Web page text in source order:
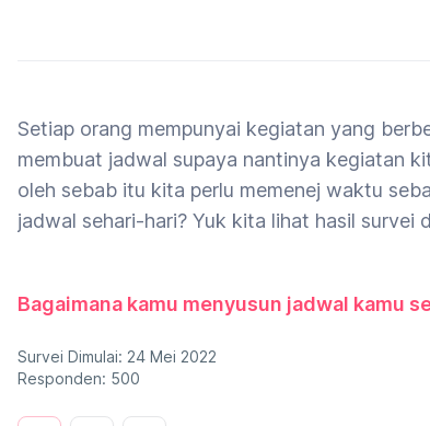
Setiap orang mempunyai kegiatan yang
membuat jadwal supaya nantinya kegiatan
oleh sebab itu kita perlu memenej waktu
jadwal sehari-hari? Yuk kita lihat hasil survei
Bagaimana kamu menyusun jadwal kamu
Survei Dimulai: 24 Mei 2022
Responden: 500